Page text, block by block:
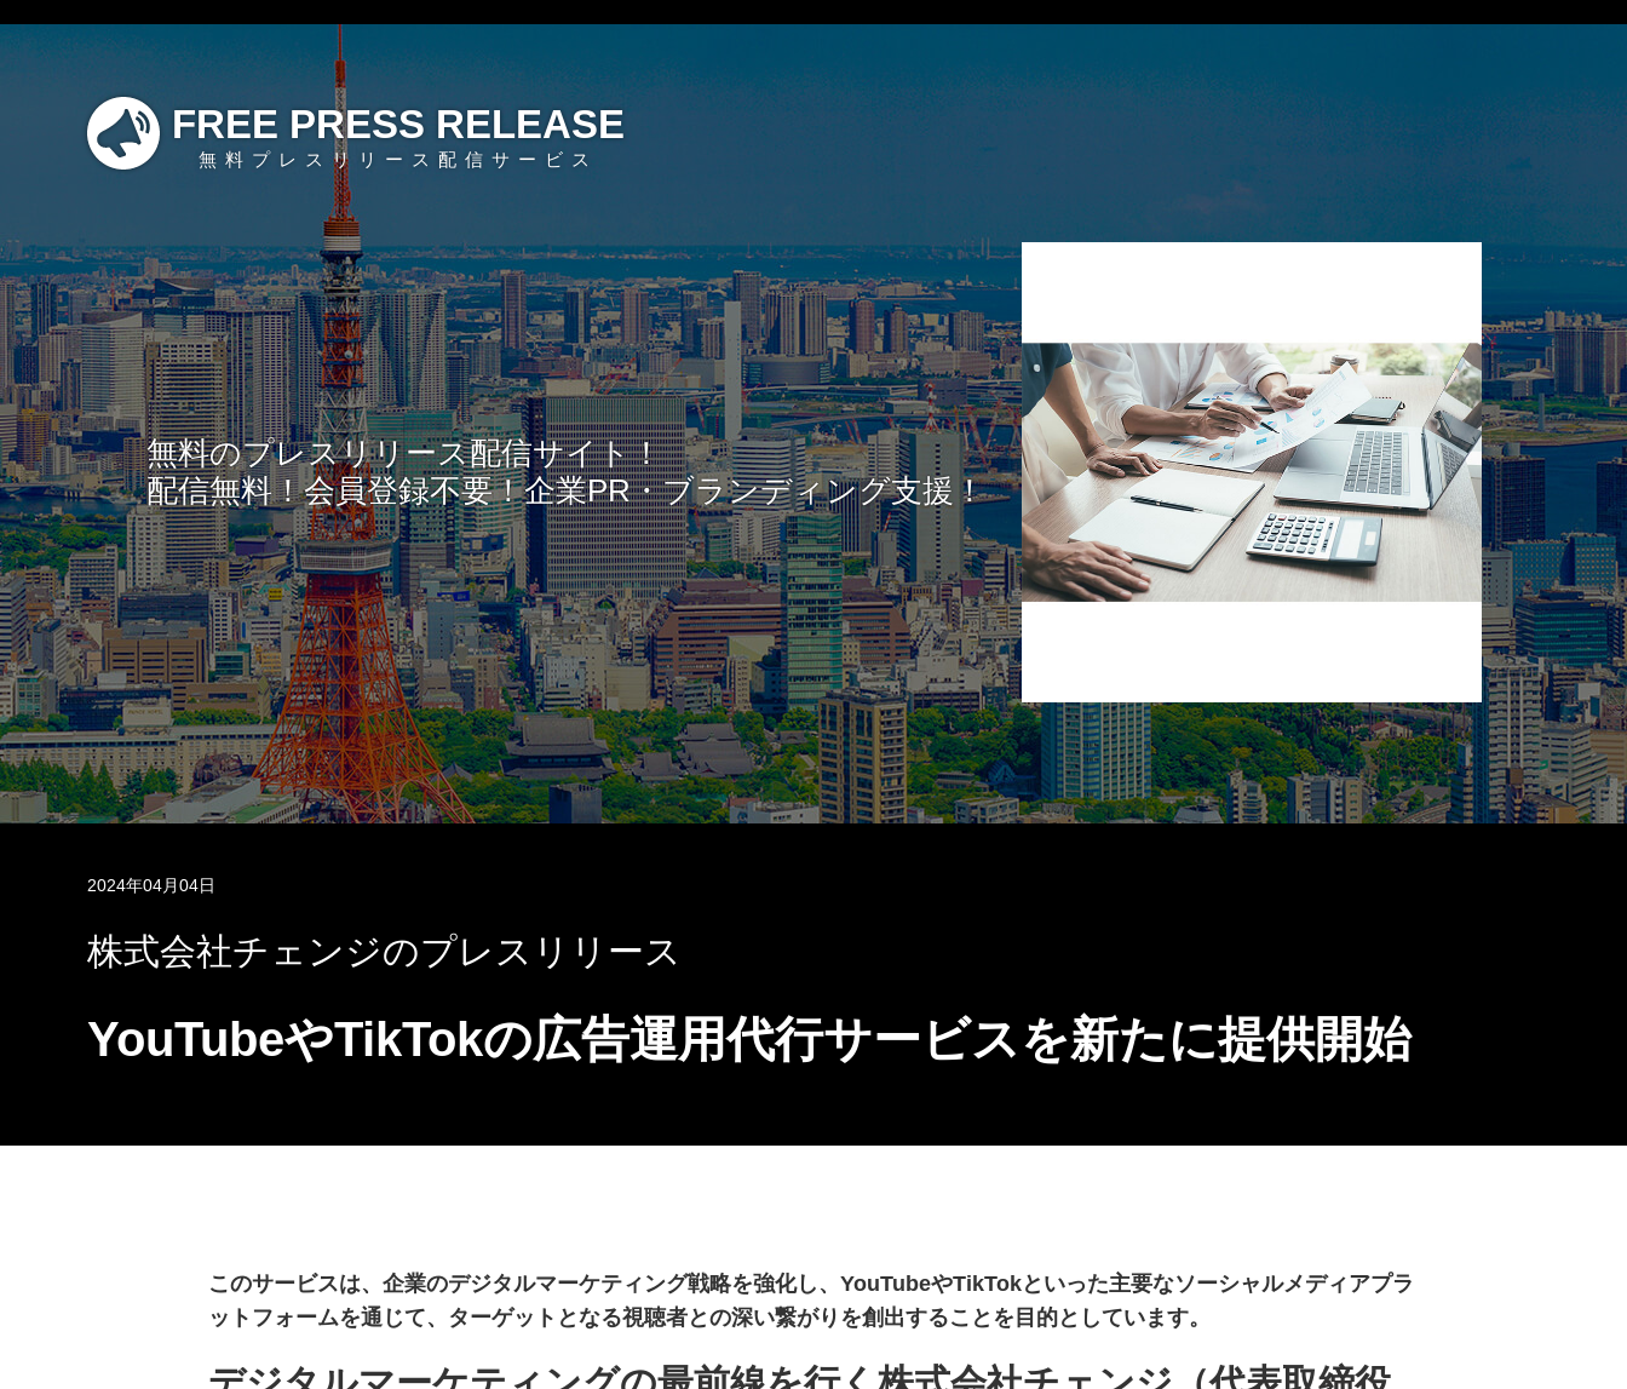
FREE PRESS RELEASE
無料プレスリリース配信サービス
無料のプレスリリース配信サイト！
配信無料！会員登録不要！企業PR・ブランディング支援！
2024年04月04日
株式会社チェンジのプレスリリース
YouTubeやTikTokの広告運用代行サービスを新たに提供開始
このサービスは、企業のデジタルマーケティング戦略を強化し、YouTubeやTikTokといった主要なソーシャルメディアプラ
ットフォームを通じて、ターゲットとなる視聴者との深い繋がりを創出することを目的としています。